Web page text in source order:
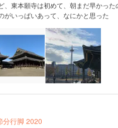
、東本願寺は初めて、朝まだ早かった
がいっぱいあって、なにかと思った
分行脚 2020